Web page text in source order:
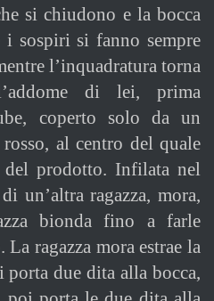
si chiudono e la bocca
sospiri si fanno sempre
l’inquadratura torna
di lei, prima
coperto solo da un
al centro del quale
del prodotto. Infilata nel
un’altra ragazza, mora,
bionda fino a farle
ragazza mora estrae la
porta due dita alla bocca,